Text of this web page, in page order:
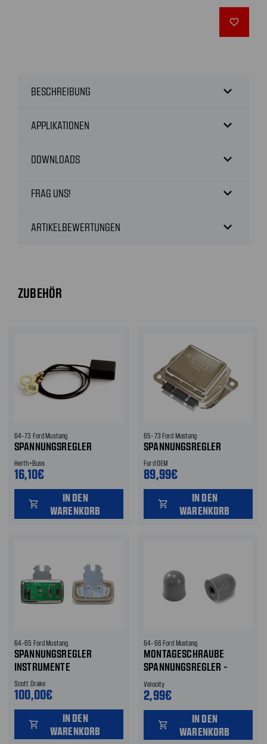
favorite_outline
BESCHREIBUNG expand_more
APPLIKATIONEN expand_more
DOWNLOADS expand_more
FRAG UNS! expand_more
ARTIKELBEWERTUNGEN expand_more
ZUBEHÖR
64-73 Ford Mustang
SPANNUNGSREGLER
Herth+Buss
16,10€
shopping_cart
IN DEN
WARENKORB
65-73 Ford Mustang
SPANNUNGSREGLER
Ford OEM
89,99€
shopping_cart
IN DEN
WARENKORB
64-65 Ford Mustang
SPANNUNGSREGLER
INSTRUMENTE
Scott Drake
100,00€
shopping_cart
IN DEN
WARENKORB
64-66 Ford Mustang
MONTAGESCHRAUBE
SPANNUNGSREGLER -
ABDECKKAPPEN
Velocity
2,99€
shopping_cart
IN DEN
WARENKORB